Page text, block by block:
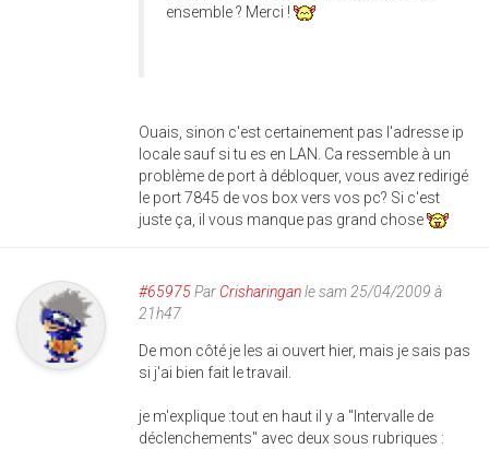
ensemble ? Merci !
Ouais, sinon c'est certainement pas l'adresse ip
locale sauf si tu es en LAN. Ca ressemble à un
problème de port à débloquer, vous avez redirigé
le port 7845 de vos box vers vos pc? Si c'est
juste ça, il vous manque pas grand chose
#65975Par Crisharinganle sam 25/04/2009 à
21h47
De mon côté je les ai ouvert hier, mais je sais pas
si j'ai bien fait le travail.
je m'explique :tout en haut il y a "Intervalle de
déclenchements" avec deux sous rubriques :